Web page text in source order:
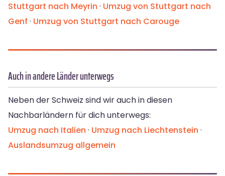
Stuttgart nach Meyrin · Umzug von Stuttgart nach
Genf · Umzug von Stuttgart nach Carouge
Auch in andere Länder unterwegs
Neben der Schweiz sind wir auch in diesen
Nachbarländern für dich unterwegs:
Umzug nach Italien · Umzug nach Liechtenstein ·
Auslandsumzug allgemein